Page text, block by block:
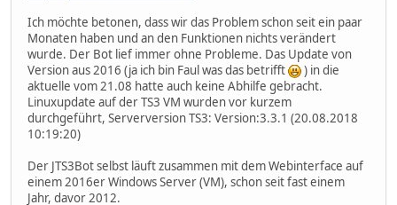
Ich möchte betonen, dass wir das Problem schon seit ein paar
Monaten haben und an den Funktionen nichts verändert
wurde. Der Bot lief immer ohne Probleme. Das Update von
Version aus 2016 (ja ich bin Faul was das betrifft
) in die
aktuelle vom 21.08 hatte auch keine Abhilfe gebracht.
Linuxupdate auf der TS3 VM wurden vor kurzem
durchgeführt, Serverversion TS3: Version:3.3.1 (20.08.2018
10:19:20)
Der JTS3Bot selbst läuft zusammen mit dem Webinterface auf
einem 2016er Windows Server (VM), schon seit fast einem
Jahr, davor 2012.